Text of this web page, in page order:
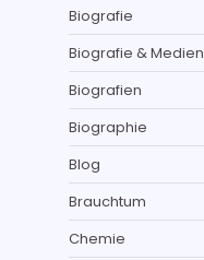
Biografie
Biografie & Medien
Biografien
Biographie
Blog
Brauchtum
Chemie